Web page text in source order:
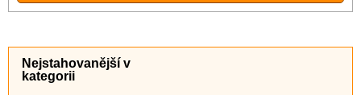
Nejstahovanější v
kategorii